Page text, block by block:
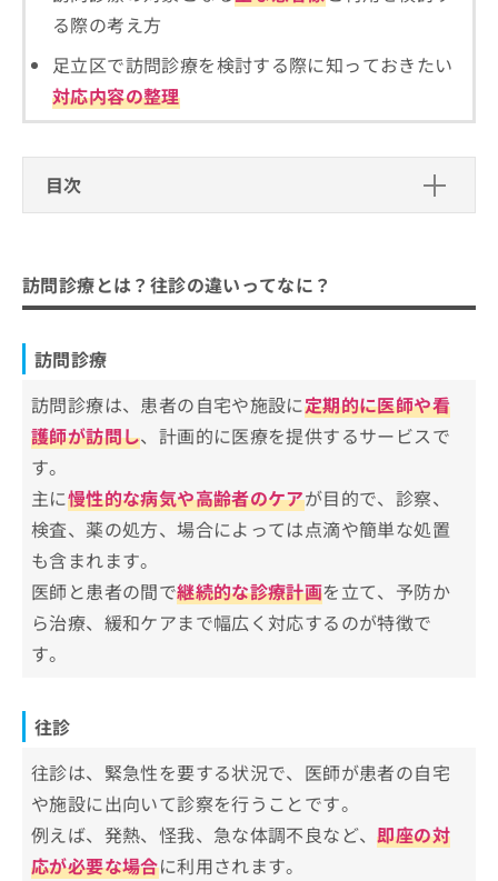
る際の考え方
足立区で訪問診療を検討する際に知っておきたい
対応内容の整理
目次
往診
訪問診療を受けるクリニック、どうやって選べ
ばいい？
訪問診療を受けるクリニックを選ぶ際
にチェックする4つのポイント
そもそも訪問診療を受ける条件って？訪問診療の
受け方のわかりやすい紹介もあり！
足立区対応で評判の良い訪問診療クリ
ニックおすすめ10選
1．ファミリークリニック綾瀬
2．中内クリニック
3．鹿浜診療所
4．はなはた羊クリニック
5．浅川医院
10．ひかりクリニック城東
【訪問診療の基礎知識】これを知ってから訪問
診療を検討しよう！
訪問診療とは？往診の違いってなに？
訪問診療
訪問診療は、患者の自宅や施設に定期的に医師や看
護師が訪問し、計画的に医療を提供するサービスで
す。
主に慢性的な病気や高齢者のケアが目的で、診察、
検査、薬の処方、場合によっては点滴や簡単な処置
も含まれます。
医師と患者の間で継続的な診療計画を立て、予防か
ら治療、緩和ケアまで幅広く対応するのが特徴で
す。
往診
往診は、緊急性を要する状況で、医師が患者の自宅
や施設に出向いて診察を行うことです。
例えば、発熱、怪我、急な体調不良など、即座の対
応が必要な場合に利用されます。
掲
報
は
ら
の
他
の
お
問
い
合
わ
せ
は
こ
ち
ら
お
み
ち
ら